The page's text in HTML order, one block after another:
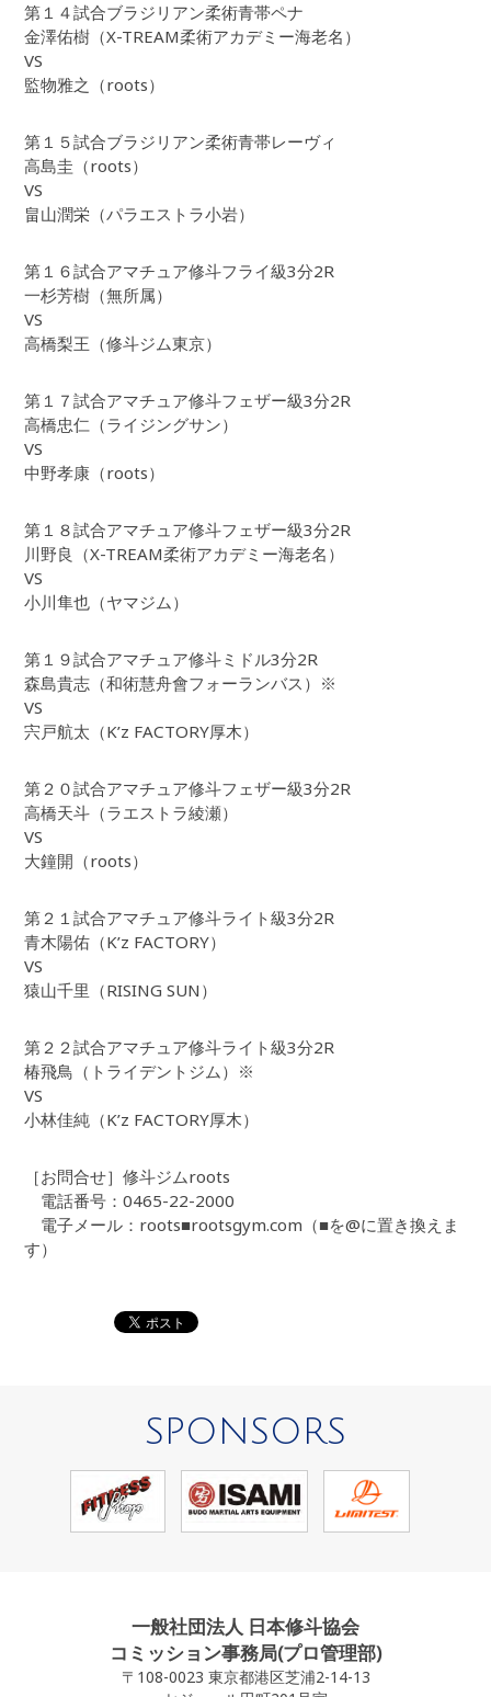
第１４試合ブラジリアン柔術青帯ペナ
金澤佑樹（X-TREAM柔術アカデミー海老名）
VS
監物雅之（roots）
第１５試合ブラジリアン柔術青帯レーヴィ
高島圭（roots）
VS
畠山潤栄（パラエストラ小岩）
第１６試合アマチュア修斗フライ級3分2R
一杉芳樹（無所属）
VS
高橋梨王（修斗ジム東京）
第１７試合アマチュア修斗フェザー級3分2R
高橋忠仁（ライジングサン）
VS
中野孝康（roots）
第１８試合アマチュア修斗フェザー級3分2R
川野良（X-TREAM柔術アカデミー海老名）
VS
小川隼也（ヤマジム）
第１９試合アマチュア修斗ミドル3分2R
森島貴志（和術慧舟會フォーランバス）※
VS
宍戸航太（K’z FACTORY厚木）
第２０試合アマチュア修斗フェザー級3分2R
高橋天斗（ラエストラ綾瀬）
VS
大鐘開（roots）
第２１試合アマチュア修斗ライト級3分2R
青木陽佑（K’z FACTORY）
VS
猿山千里（RISING SUN）
第２２試合アマチュア修斗ライト級3分2R
椿飛鳥（トライデントジム）※
VS
小林佳純（K’z FACTORY厚木）
［お問合せ］修斗ジムroots
電話番号：0465-22-2000
電子メール：roots■rootsgym.com（■を@に置き換えま
す）
SPONSORS
一般社団法人 日本修斗協会
コミッション事務局(プロ管理部)
〒108-0023 東京都港区芝浦2-14-13